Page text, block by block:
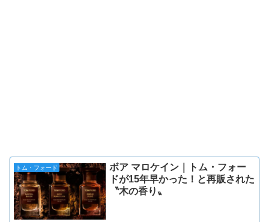
トム・フォード
ボア マロケイン｜トム・フォー
ドが15年早かった！と再販された
〝木の香り〟